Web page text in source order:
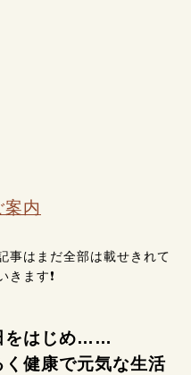
内
事はまだ全部は載せきれて
ます❗
をはじめ……
健康で元気な生活